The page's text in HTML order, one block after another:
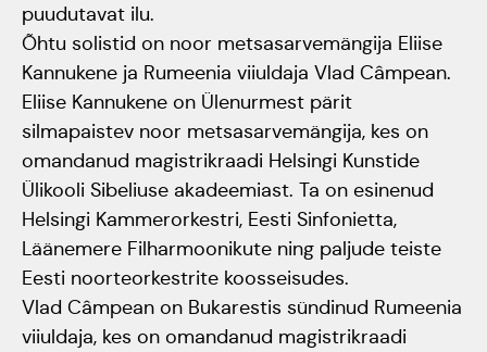
ERM tantsib
Jõuluootuskontsert
"Christmas Dreams"
4.detsembril 2023
Pauluse kirikus
XIX Gaudeamus
Vilniuses 2022
puudutavat ilu.
Õhtu solistid on noor metsasarvemängija Eliise
Kannukene ja Rumeenia viiuldaja Vlad Câmpean.
Eliise Kannukene on Ülenurmest pärit
silmapaistev noor metsasarvemängija, kes on
omandanud magistrikraadi Helsingi Kunstide
Ülikooli Sibeliuse akadeemiast. Ta on esinenud
Helsingi Kammerorkestri, Eesti Sinfonietta,
Läänemere Filharmoonikute ning paljude teiste
Eesti noorteorkestrite koosseisudes.
Vlad Câmpean on Bukarestis sündinud Rumeenia
viiuldaja, kes on omandanud magistrikraadi